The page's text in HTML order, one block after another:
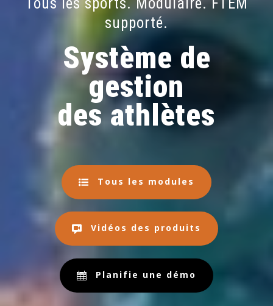
supporté.
Système de
gestion
des athlètes
Tous les modules
Vidéos des produits
Planifie une démo